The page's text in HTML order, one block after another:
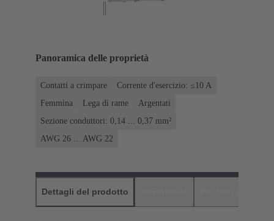
Panoramica delle proprietà
Contatti a crimpare
Corrente d'esercizio: ≤10 A
Femmina
Lega di rame
Argentati
Sezione conduttori: 0,14 ... 0,37 mm²
AWG 26 ... AWG 22
Dettagli del prodotto